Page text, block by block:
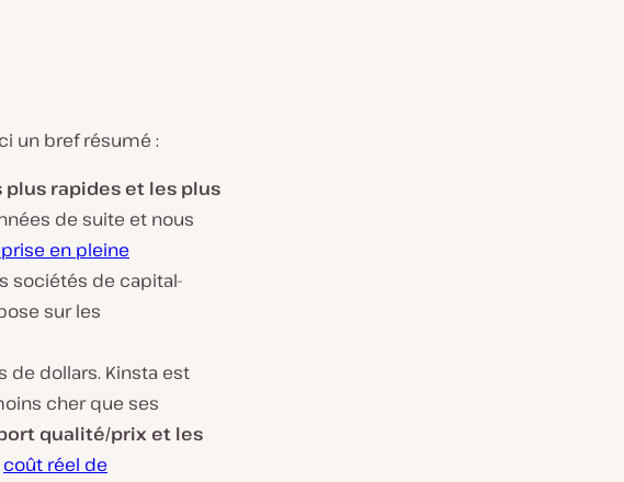
un bref résumé :
plus rapides et les plus
de suite et nous
en pleine
sociétés de capital-
sur les
de dollars. Kinsta est
cher que ses
qualité/prix et les
coût réel de